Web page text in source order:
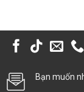
Bạn muốn